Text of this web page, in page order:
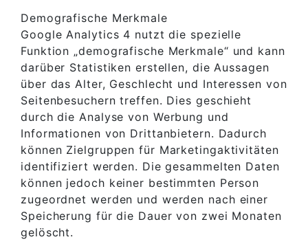
Demografische Merkmale
Google Analytics 4 nutzt die spezielle
Funktion „demografische Merkmale“ und kann
darüber Statistiken erstellen, die Aussagen
über das Alter, Geschlecht und Interessen von
Seitenbesuchern treffen. Dies geschieht
durch die Analyse von Werbung und
Informationen von Drittanbietern. Dadurch
können Zielgruppen für Marketingaktivitäten
identifiziert werden. Die gesammelten Daten
können jedoch keiner bestimmten Person
zugeordnet werden und werden nach einer
Speicherung für die Dauer von zwei Monaten
gelöscht.